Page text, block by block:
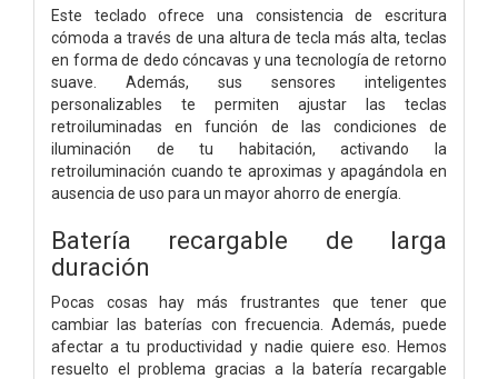
Este teclado ofrece una consistencia de escritura
cómoda a través de una altura de tecla más alta, teclas
en forma de dedo cóncavas y una tecnología de retorno
suave. Además, sus sensores inteligentes
personalizables te permiten ajustar las teclas
retroiluminadas en función de las condiciones de
iluminación de tu habitación, activando la
retroiluminación cuando te aproximas y apagándola en
ausencia de uso para un mayor ahorro de energía.
Batería recargable de larga
duración
Pocas cosas hay más frustrantes que tener que
cambiar las baterías con frecuencia. Además, puede
afectar a tu productividad y nadie quiere eso. Hemos
resuelto el problema gracias a la batería recargable